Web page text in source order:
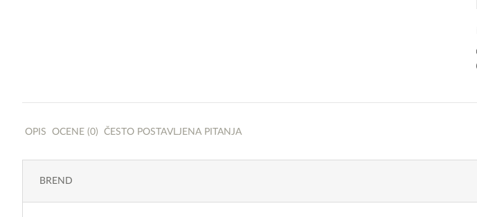
OPIS OCENE (0) ČESTO POSTAVLJENA PITANJA
BREND